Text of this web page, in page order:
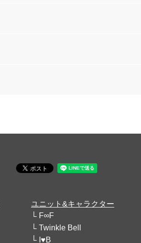
ユニット&キャラクター
F∞F
Twinkle Bell
I♥B